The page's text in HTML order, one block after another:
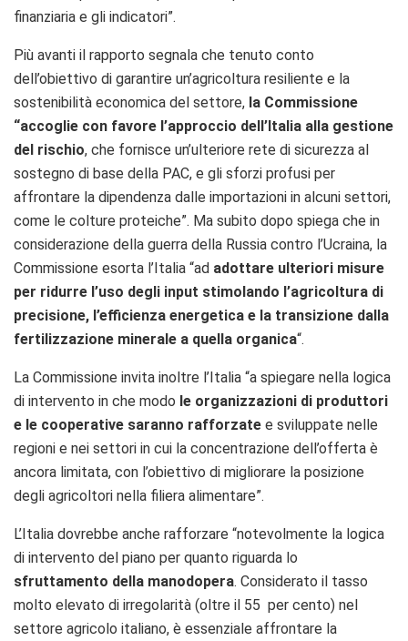
finanziaria e gli indicatori”.
Più avanti il rapporto segnala che tenuto conto
dell’obiettivo di garantire un’agricoltura resiliente e la
sostenibilità economica del settore, la Commissione
“accoglie con favore l’approccio dell’Italia alla gestione
del rischio, che fornisce un’ulteriore rete di sicurezza al
sostegno di base della PAC, e gli sforzi profusi per
affrontare la dipendenza dalle importazioni in alcuni settori,
come le colture proteiche”. Ma subito dopo spiega che in
considerazione della guerra della Russia contro l’Ucraina, la
Commissione esorta l’Italia “ad adottare ulteriori misure
per ridurre l’uso degli input stimolando l’agricoltura di
precisione, l’efficienza energetica e la transizione dalla
fertilizzazione minerale a quella organica“.
La Commissione invita inoltre l’Italia “a spiegare nella logica
di intervento in che modo le organizzazioni di produttori
e le cooperative saranno rafforzate e sviluppate nelle
regioni e nei settori in cui la concentrazione dell’offerta è
ancora limitata, con l’obiettivo di migliorare la posizione
degli agricoltori nella filiera alimentare”.
L’Italia dovrebbe anche rafforzare “notevolmente la logica
di intervento del piano per quanto riguarda lo
sfruttamento della manodopera. Considerato il tasso
molto elevato di irregolarità (oltre il 55 per cento) nel
settore agricolo italiano, è essenziale affrontare la